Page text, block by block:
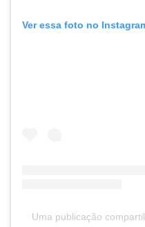
Ver essa foto no
Uma publicação